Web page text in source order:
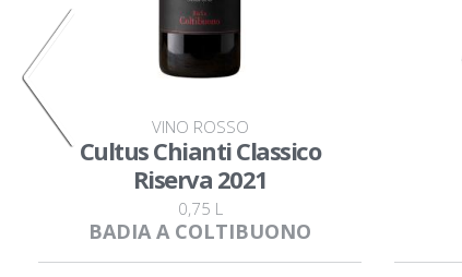
VINO ROSSO
Cultus Chianti Classico
Riserva 2021
0,75 L
BADIA A COLTIBUONO